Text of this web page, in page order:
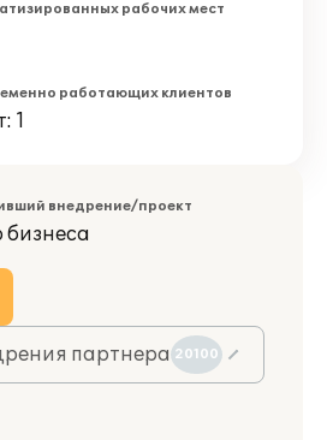
рабочих мест
работающих клиентов
1
внедрение/проект
бизнеса
партнера 20100